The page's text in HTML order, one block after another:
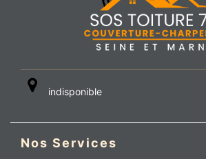
indisponible
Nos Services